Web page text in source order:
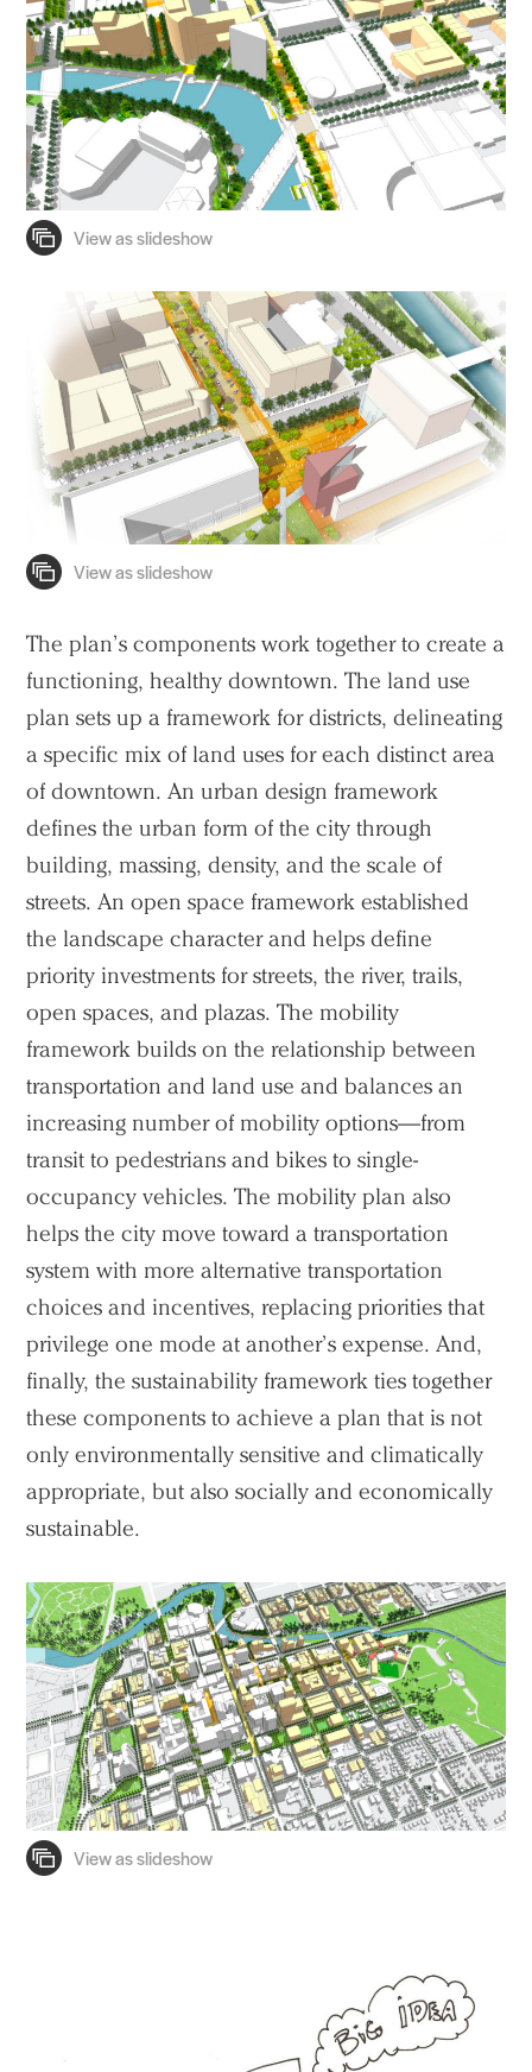
The plan’s components work together to create a
functioning, healthy downtown. The land use
plan sets up a framework for districts, delineating
a specific mix of land uses for each distinct area
of downtown. An urban design framework
defines the urban form of the city through
building, massing, density, and the scale of
streets. An open space framework established
the landscape character and helps define
priority investments for streets, the river, trails,
open spaces, and plazas. The mobility
framework builds on the relationship between
transportation and land use and balances an
increasing number of mobility options—from
transit to pedestrians and bikes to single-
occupancy vehicles. The mobility plan also
helps the city move toward a transportation
system with more alternative transportation
choices and incentives, replacing priorities that
privilege one mode at another’s expense. And,
finally, the sustainability framework ties together
these components to achieve a plan that is not
only environmentally sensitive and climatically
appropriate, but also socially and economically
sustainable.